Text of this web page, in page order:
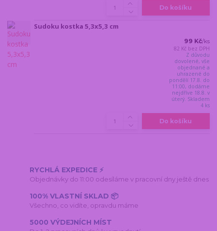
Do košíku
Sudoku kostka 5,3x5,3 cm
99 Kč/ks
82 Kč bez DPH
Z důvodu
dovolené, vše
objednané a
uhrazené do
pondělí 17.8. do
11:00, dodáme
nejdříve 18.8. v
úterý. Skladem
4 ks
Do košíku
RYCHLÁ EXPEDICE ⚡
Objednávky do 11:00 odesíláme v pracovní dny ještě dnes
100% VLASTNÍ SKLAD 📦
Všechno, co vidíte, opravdu máme
5000 VÝDEJNÍCH MÍST